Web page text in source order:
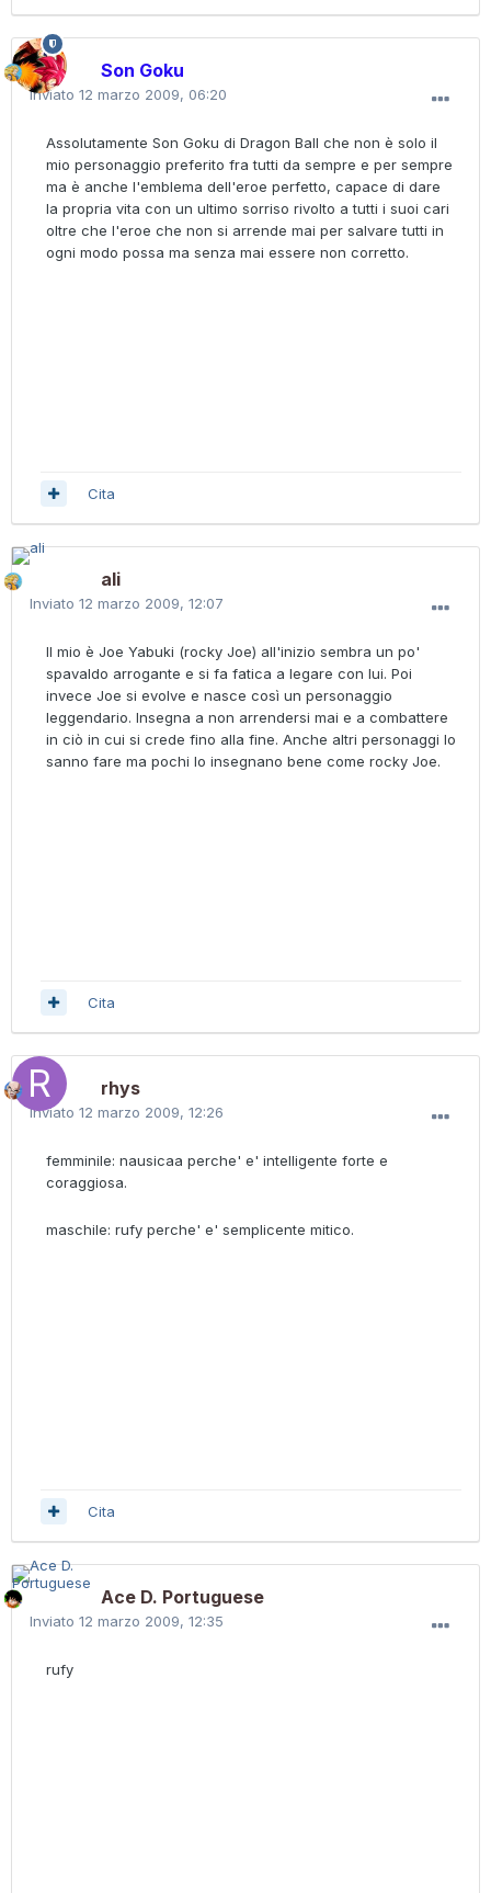
Son Goku
Inviato 12 marzo 2009, 06:20
Assolutamente Son Goku di Dragon Ball che non è solo il
mio personaggio preferito fra tutti da sempre e per sempre
ma è anche l'emblema dell'eroe perfetto, capace di dare
la propria vita con un ultimo sorriso rivolto a tutti i suoi cari
oltre che l'eroe che non si arrende mai per salvare tutti in
ogni modo possa ma senza mai essere non corretto.
Cita
ali
Inviato 12 marzo 2009, 12:07
Il mio è Joe Yabuki (rocky Joe) all'inizio sembra un po'
spavaldo arrogante e si fa fatica a legare con lui. Poi
invece Joe si evolve e nasce così un personaggio
leggendario. Insegna a non arrendersi mai e a combattere
in ciò in cui si crede fino alla fine. Anche altri personaggi lo
sanno fare ma pochi lo insegnano bene come rocky Joe.
Cita
rhys
Inviato 12 marzo 2009, 12:26
femminile: nausicaa perche' e' intelligente forte e
coraggiosa.
maschile: rufy perche' e' semplicente mitico.
Cita
Ace D. Portuguese
Inviato 12 marzo 2009, 12:35
rufy